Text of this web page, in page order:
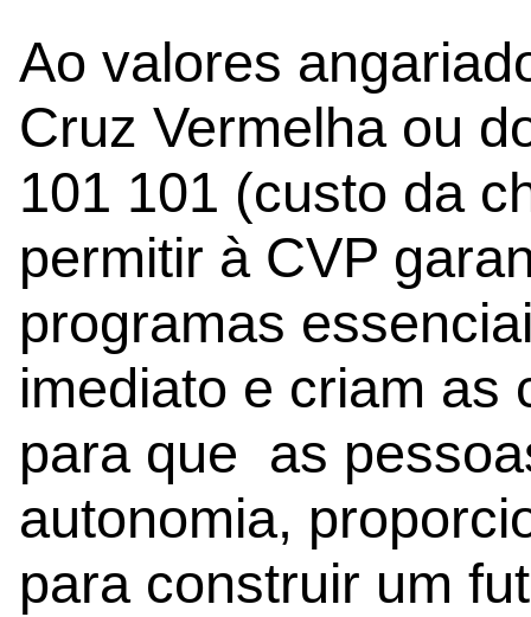
Ao valores
Cruz Vermelha ou
101 101 (custo da
permitir à CVP
programas
imediato e criam as
para que as
autonomia,
para construir um